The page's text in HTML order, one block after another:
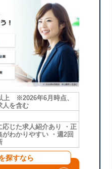
上 ※2026年6月時点、
人を含む
応じた求人紹介あり ・正
がわかりやすい ・週2回
探すなら